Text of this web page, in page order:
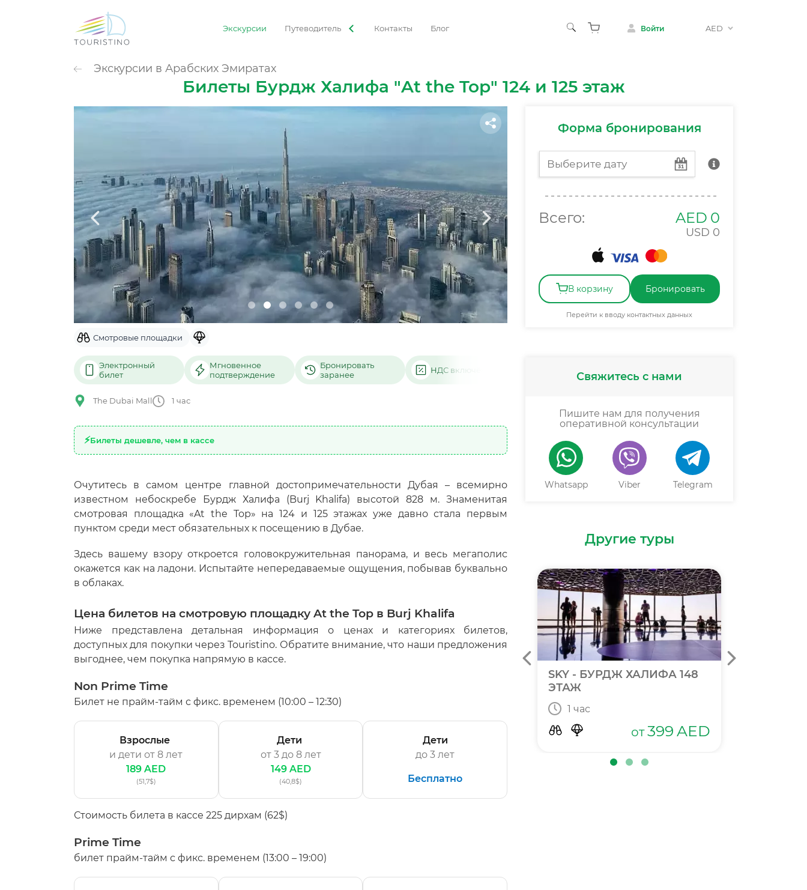
Войти AED
Экскурсии Путеводитель Контакты Блог
Экскурсии в Арабских Эмиратах
Билеты Бурдж Халифа "At the Top" 124 и 125 этаж
Смотровые площадки
Электронный
билет
Мгновенное
подтверждение
Бронировать
заранее
НДС включён
The Dubai Mall 1 час
Билеты дешевле, чем в кассе
Очутитесь в самом центре главной достопримечательности Дубая – всемирно
известном небоскребе Бурдж Халифа (Burj Khalifa) высотой 828 м. Знаменитая
смотровая площадка «At the Top» на 124 и 125 этажах уже давно стала первым
пунктом среди мест обязательных к посещению в Дубае.
Здесь вашему взору откроется головокружительная панорама, и весь мегаполис
окажется как на ладони. Испытайте непередаваемые ощущения, побывав буквально
в облаках.
Цена билетов на смотровую площадку At the Top в Burj Khalifa
Ниже представлена детальная информация о ценах и категориях билетов,
доступных для покупки через Touristino. Обратите внимание, что наши предложения
выгоднее, чем покупка напрямую в кассе.
Non Prime Time
Билет не прайм-тайм с фикс. временем (10:00 – 12:30)
Взрослые
и детиот 8 лет
189 AED
(51,7$)
Дети
от 3 до 8 лет
149 AED
(40,8$)
Дети
до 3 лет
Бесплатно
Стоимость билета в кассе 225 дирхам (62$)
Prime Time
билет прайм-тайм с фикс. временем (13:00 – 19:00)
Форма бронирования
Всего: AED 0
USD 0
В корзину Бронировать
Перейти к вводу контактных данных
Свяжитесь с нами
Пишите нам для получения
оперативной консультации
Whatsapp Viber Telegram
Другие туры
SKY - БУРДЖ ХАЛИФА 148
ЭТАЖ
1 час
от 399 AED
Обзорные туры
Круизы Смотровые площадки
Популярно с детьми